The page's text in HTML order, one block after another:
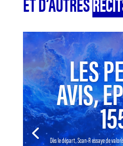
LES
AVIS,
Dès le départ, Scan-R essaye de